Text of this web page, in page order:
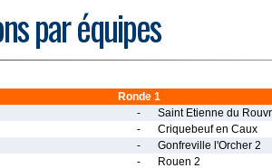
par équipes
Ronde 1
-
Saint Etienne du
-
Criquebeuf en Caux
-
Gonfreville l'Orcher 2
-
Rouen 2